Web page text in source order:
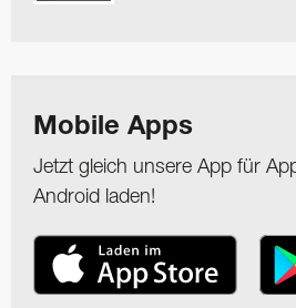
Mobile Apps
Jetzt gleich unsere App für
Android laden!